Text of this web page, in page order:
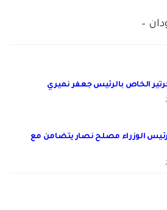
–
الخاص بالرئيس جعفر نميري
الوزراء مصلح نصار يتضامن مع